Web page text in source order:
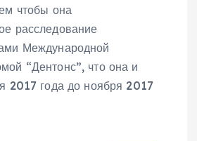
чтобы она
расследование
Международной
“Дентонс”, что она и
2017 года до ноября 2017